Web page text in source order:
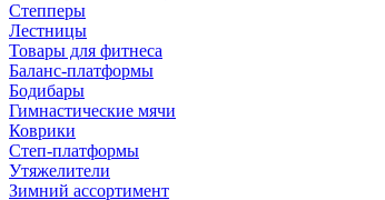
Степперы
Лестницы
Товары для фитнеса
Баланс-платформы
Бодибары
Гимнастические мячи
Коврики
Степ-платформы
Утяжелители
Зимний ассортимент